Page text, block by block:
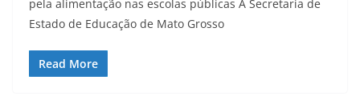
pela alimentação nas escolas públicas A Secretaria de
Estado de Educação de Mato Grosso
Read More